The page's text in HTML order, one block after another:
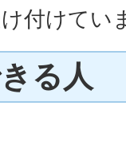
け付けてい
る人